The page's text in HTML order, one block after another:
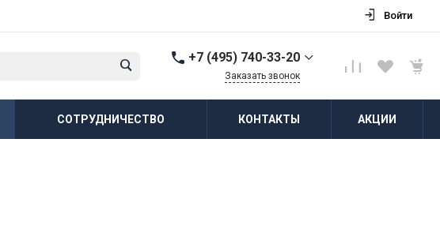
Войти
+7 (495) 740-33-20
г. Балашиха, д.
Заказать звонок
СОТРУДНИЧЕСТВО КОНТАКТЫ АКЦИИ